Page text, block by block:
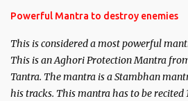
requirements to lead a contented life.
Powerful Mantra to destroy enemies
This is considered a most powerful
This is an Aghori Protection Mantra
Tantra. The mantra is a Stambhan
his tracks. This mantra has to be